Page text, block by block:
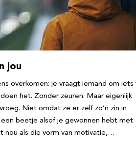
jou
overkomen: je vraagt iemand om iets
het. Zonder zeuren. Maar eigenlijk
Niet omdat ze er zelf zo’n zin in
beetje alsof je gewonnen hebt met
nou als die vorm van motivatie,…